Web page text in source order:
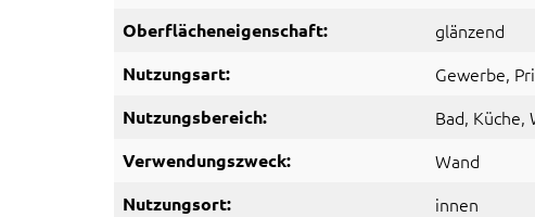
Oberflächeneigenschaft: glänzend
Nutzungsart: Gewerbe,
Nutzungsbereich: Bad, Küche,
Verwendungszweck: Wand
Nutzungsort: innen